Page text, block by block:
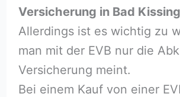
Versicherung in Bad
Allerdings ist es wichtig zu
man mit der EVB nur die
Versicherung meint.
Bei einem Kauf von einer